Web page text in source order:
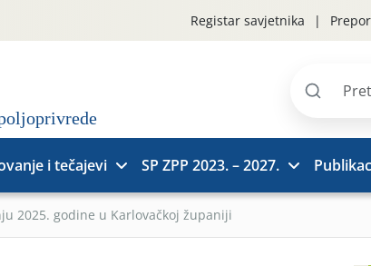
Registar savjetnika
Pretraži
i tečajevi SP ZPP 2023. – 2027.
2025. godine u Karlovačkoj županiji